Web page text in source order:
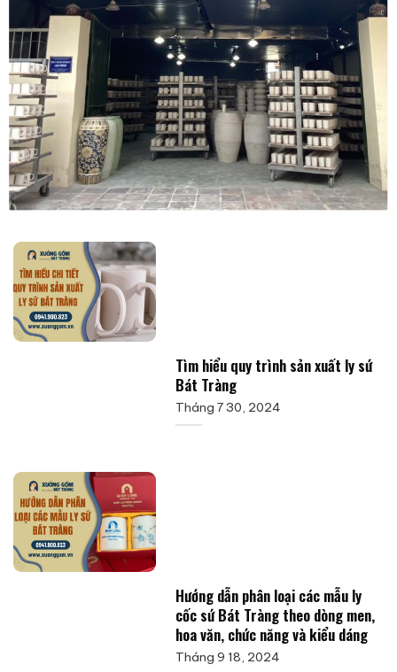
Tìm hiểu quy trình sản xuất ly sứ
Bát Tràng
Tháng 7 30, 2024
Hướng dẫn phân loại các mẫu ly
cốc sứ Bát Tràng theo dòng men,
hoa văn, chức năng và kiểu dáng
Tháng 9 18, 2024